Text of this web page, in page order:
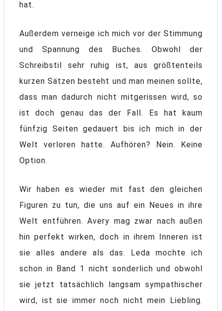
hat.
Außerdem verneige ich mich vor der Stimmung
und Spannung des Buches. Obwohl der
Schreibstil sehr ruhig ist, aus größtenteils
kurzen Sätzen besteht und man meinen sollte,
dass man dadurch nicht mitgerissen wird, so
ist doch genau das der Fall. Es hat kaum
fünfzig Seiten gedauert bis ich mich in der
Welt verloren hatte. Aufhören? Nein. Keine
Option.
Wir haben es wieder mit fast den gleichen
Figuren zu tun, die uns auf ein Neues in ihre
Welt entführen. Avery mag zwar nach außen
hin perfekt wirken, doch in ihrem Inneren ist
sie alles andere als das. Leda mochte ich
schon in Band 1 nicht sonderlich und obwohl
sie jetzt tatsächlich langsam sympathischer
wird, ist sie immer noch nicht mein Liebling.